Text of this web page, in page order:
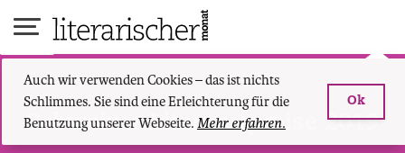
content
Auch wir verwenden Cookies – das ist nichts
Schlimmes. Sie sind eine Erleichterung für die
Benutzung unserer Webseite. Mehr erfahren.
Ok
Schweizer Literaturpreise 2019